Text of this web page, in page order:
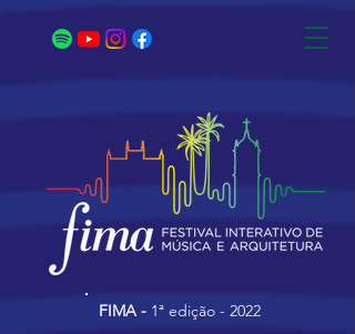
FIMA - 1ª edição - 2022